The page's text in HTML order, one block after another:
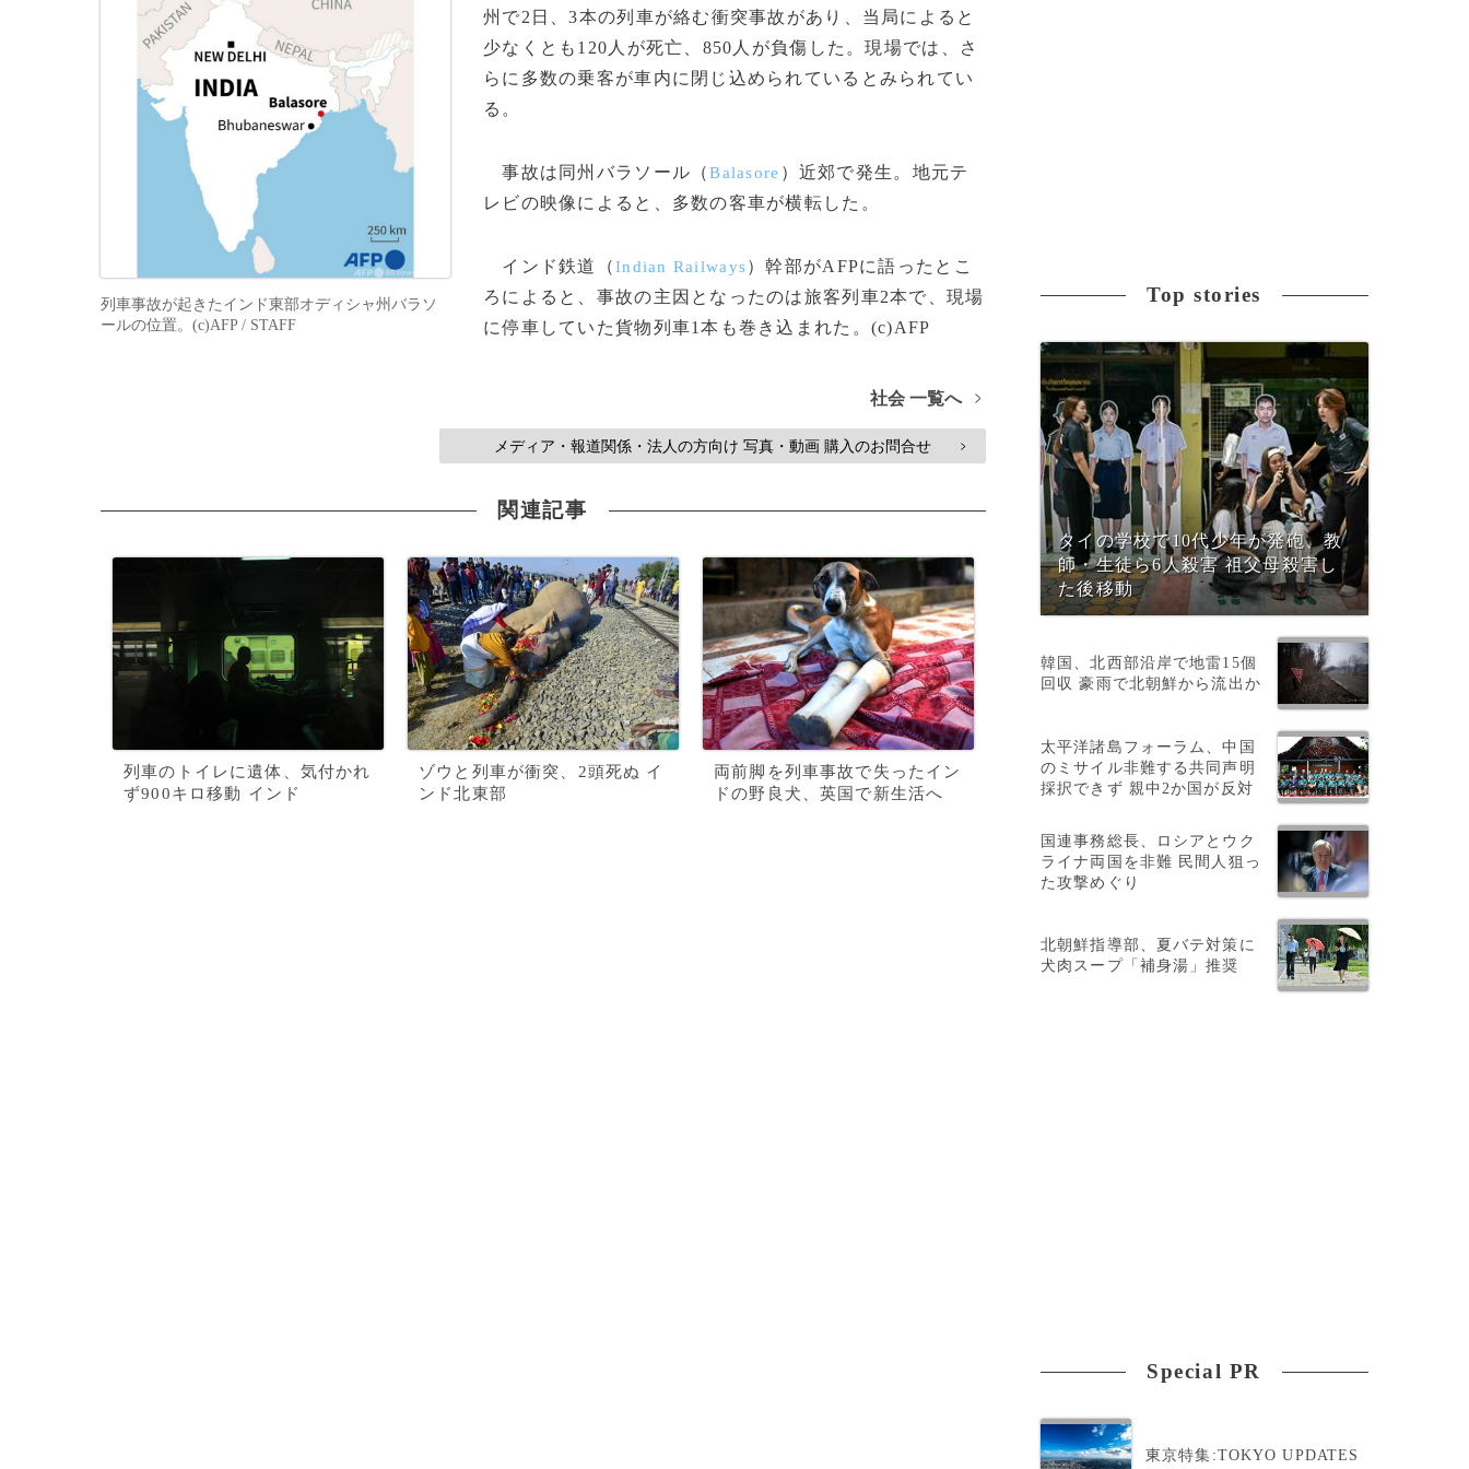
列車事故が起きたインド東部オディシャ州バラソ
ールの位置。(c)AFP / STAFF
州で2日、3本の列車が絡む衝突事故があり、当局によると
少なくとも120人が死亡、850人が負傷した。現場では、さ
らに多数の乗客が車内に閉じ込められているとみられてい
る。
事故は同州バラソール（Balasore ）近郊で発生。地元テ
レビの映像によると、多数の客車が横転した。
インド鉄道（Indian Railways）幹部がAFPに語ったとこ
ろによると、事故の主因となったのは旅客列車2本で、現場
に停車していた貨物列車1本も巻き込まれた。(c)AFP
社会 一覧へ >
メディア・報道関係・法人の方向け 写真・動画 購入のお問合せ >
関連記事
列車のトイレに遺体、気付かれ
ず900キロ移動 インド
ゾウと列車が衝突、2頭死ぬ イ
ンド北東部
両前脚を列車事故で失ったイン
ドの野良犬、英国で新生活へ
Top stories
タイの学校で10代少年が発砲、教
師・生徒ら6人殺害 祖父母殺害し
た後移動
韓国、北西部沿岸で地雷15個
回収 豪雨で北朝鮮から流出か
太平洋諸島フォーラム、中国
のミサイル非難する共同声明
採択できず 親中2か国が反対
国連事務総長、ロシアとウク
ライナ両国を非難 民間人狙っ
た攻撃めぐり
北朝鮮指導部、夏バテ対策に
犬肉スープ「補身湯」推奨
Special PR
東京特集:TOKYO UPDATES